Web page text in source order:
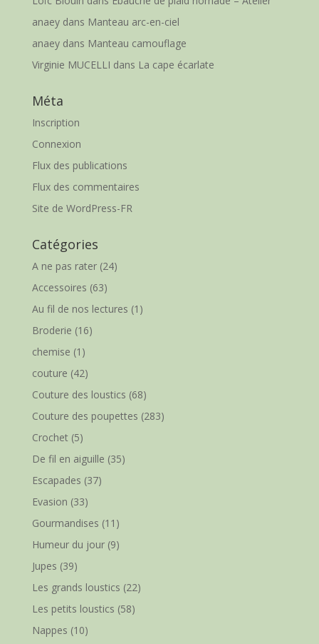
anaeydans Manteau arc-en-ciel
anaeydans Manteau camouflage
Virginie MUCELLI dans La cape écarlate
Méta
Inscription
Connexion
Flux des publications
Flux des commentaires
Site de WordPress-FR
Catégories
A ne pas rater(24)
Accessoires (63)
Au fil de nos lectures (1)
Broderie (16)
chemise (1)
couture (42)
Couture des loustics (68)
Couture des poupettes (283)
Crochet(5)
De fil en aiguille (35)
Escapades (37)
Evasion (33)
Gourmandises (11)
Humeur du jour(9)
Jupes (39)
Les grands loustics (22)
Les petits loustics (58)
Nappes (10)